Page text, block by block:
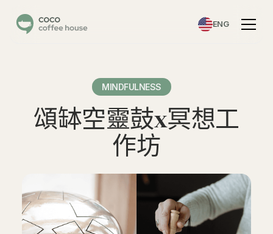
ENG
MINDFULNESS
頌缽空靈鼓x冥想工
作坊